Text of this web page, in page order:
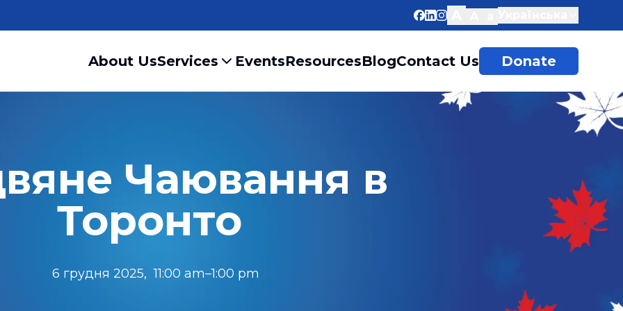
About UsServices EventsResourcesBlogContact Us Donate
Чаювання в
Торонто
6 грудня 2025,  11:00 am–1:00 pm